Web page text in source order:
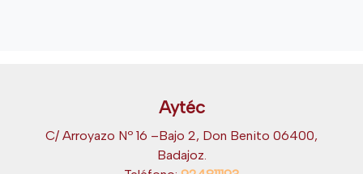
Aytéc
C/ Arroyazo Nº 16 –Bajo 2, Don Benito 06400,
Badajoz.